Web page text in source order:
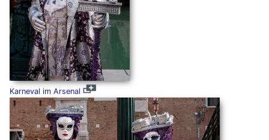
Karneval im Arsenal